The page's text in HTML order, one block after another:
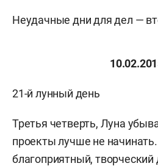
Неудачные дни для дел —
21-й лунный день
Третья четверть, Луна
проекты лучше не
благоприятный, творческий